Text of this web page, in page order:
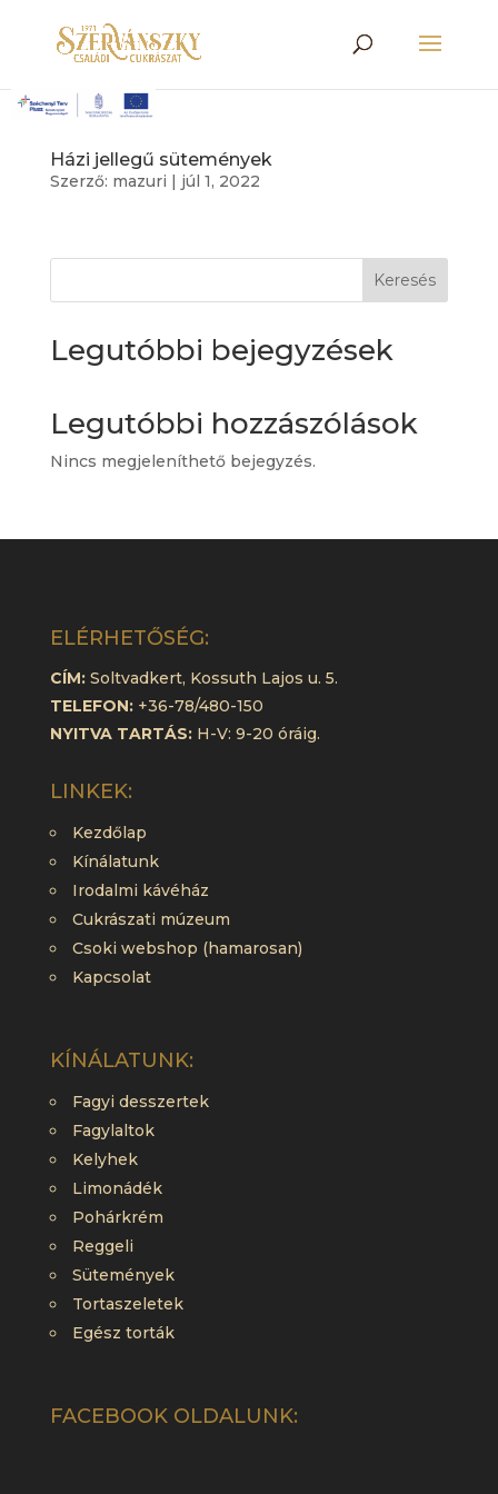
Házi jellegű sütemények
Szerző: mazuri | júl 1, 2022
Keresés
Legutóbbi bejegyzések
Legutóbbi hozzászólások
Nincs megjeleníthető bejegyzés.
ELÉRHETŐSÉG:
CÍM:Soltvadkert, Kossuth Lajos u. 5.
TELEFON:+36-78/480-150
NYITVA TARTÁS:H-V: 9-20 óráig.
LINKEK:
Kezdőlap
Kínálatunk
Irodalmi kávéház
Cukrászati múzeum
Csoki webshop (hamarosan)
Kapcsolat
KÍNÁLATUNK:
Fagyi desszertek
Fagylaltok
Kelyhek
Limonádék
Pohárkrém
Reggeli
Sütemények
Tortaszeletek
Egész torták
FACEBOOK OLDALUNK: